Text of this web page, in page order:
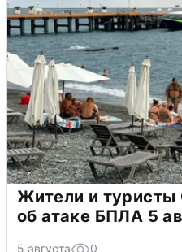
Жители и туристы
об атаке БПЛА 5
5 августа 0